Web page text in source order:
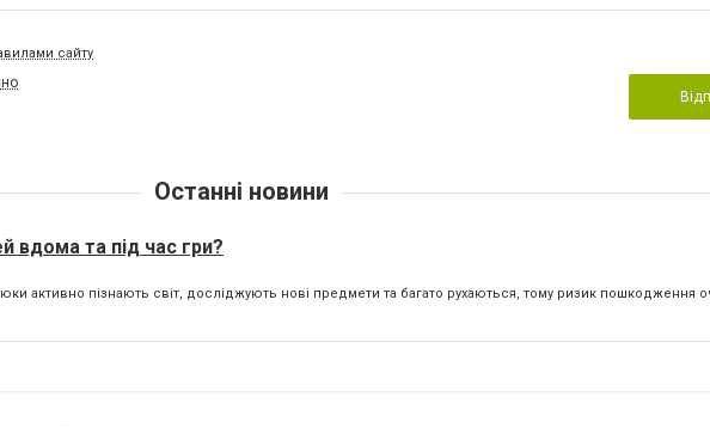
сайту
Останні новини
вдома та під час гри?
активно пізнають світ, досліджують нові предмети та багато рухаються, тому ризик пошкодження